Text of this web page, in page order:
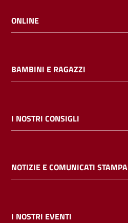
ONLINE
BAMBINI E RAGAZZI
I NOSTRI CONSIGLI
NOTIZIE E COMUNICATI STAMPA
I NOSTRI EVENTI